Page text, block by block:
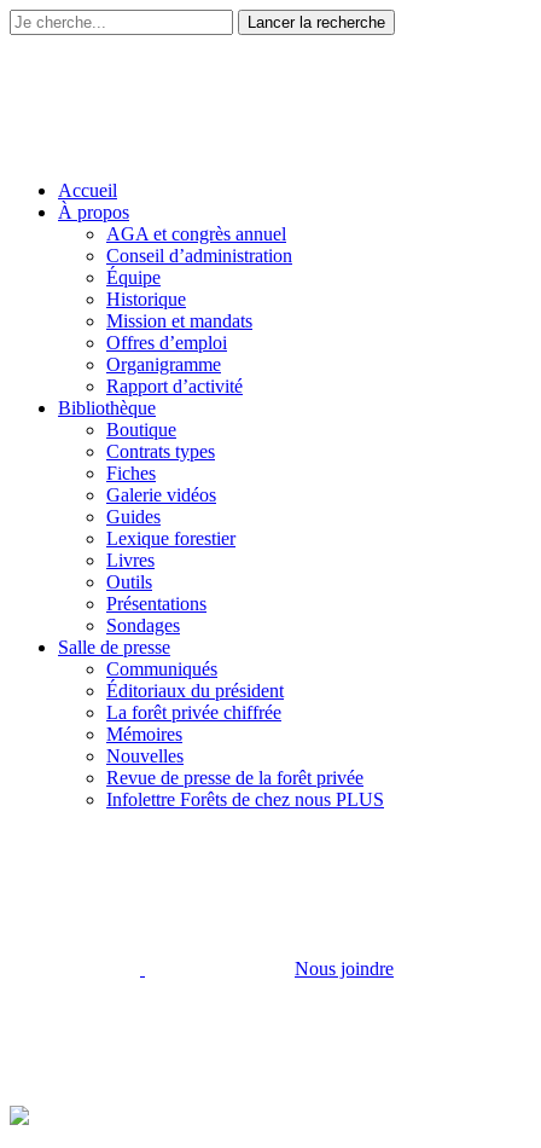
Accueil
À propos
AGA et congrès annuel
Conseil d’administration
Équipe
Historique
Mission et mandats
Offres d’emploi
Organigramme
Rapport d’activité
Bibliothèque
Boutique
Contrats types
Fiches
Galerie vidéos
Guides
Lexique forestier
Livres
Outils
Présentations
Sondages
Salle de presse
Communiqués
Éditoriaux du président
La forêt privée chiffrée
Mémoires
Nouvelles
Revue de presse de la forêt privée
Infolettre Forêts de chez nous PLUS
Nous joindre